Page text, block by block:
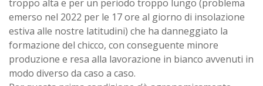
troppo alta e per un periodo troppo lungo (problema
emerso nel 2022 per le 17 ore al giorno di insolazione
estiva alle nostre latitudini) che ha danneggiato la
formazione del chicco, con conseguente minore
produzione e resa alla lavorazione in bianco avvenuti in
modo diverso da caso a caso.